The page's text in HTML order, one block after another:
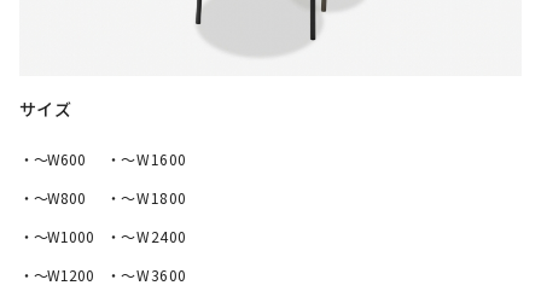
サイズ
・〜W600
・〜W800
・〜W1000
・〜W1200
・〜W1600
・〜W1800
・〜W2400
・〜W3600